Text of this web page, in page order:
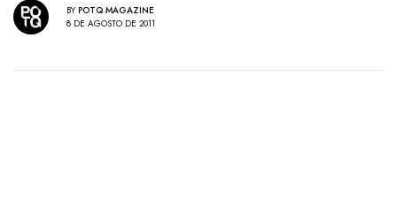
BY POTQ MAGAZINE
8 DE AGOSTO DE 2011